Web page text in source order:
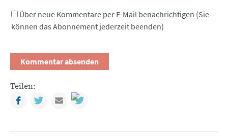
Über neue Kommentare per E-Mail benachrichtigen (Sie
können das Abonnement jederzeit beenden)
Teilen:
FacebookTwitterMail